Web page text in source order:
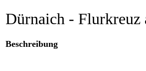
Dürnaich - Flurkreuz
Beschreibung